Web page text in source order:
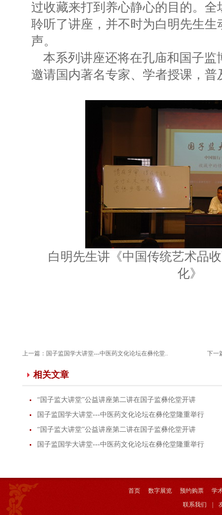
过收藏来打到养心静心的目的。全
聆听了讲座，并不时为白明先生生
声。
本系列讲座还将在孔庙和国子监
邀请国内著名专家、学者授课，普
白明先生讲《中国传统艺术品
化》
上一篇： 国子监国学大讲堂---中医药文化论坛在彝伦堂.. 下一
相关文章
“国子监大讲堂”公益讲座第二讲在国子监彝伦堂开讲
国子监国学大讲堂---中医药文化论坛在彝伦堂隆重举行
“国子监大讲堂”公益讲座第二讲在国子监彝伦堂开讲
国子监国学大讲堂---中医药文化论坛在彝伦堂隆重举行
首页 数字展览 预约购票
学
联系我们